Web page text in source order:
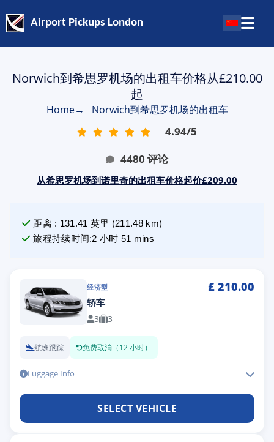
Airport Pickups London
Norwich到希思罗机场的出租车价格从£210.00
起
Home→ Norwich到希思罗机场的出租车
4.94/5
4480 评论
从希思罗机场到诺里奇的出租车价格起价£209.00
距离: 131.41 英里 (211.48km)
旅程持续时间:2 小时 51 mins
经济型 £ 210.00
轿车
3 3
航班跟踪 免费取消（12 小时）
Luggage Info
SELECT VEHICLE